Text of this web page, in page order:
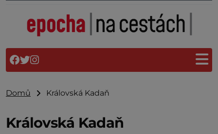
Domů Královská Kadaň
Královská Kadaň